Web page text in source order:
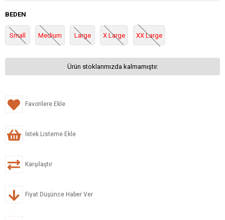
BEDEN
Small Medium Large X Large XX Large
Ürün stoklarımızda kalmamıştır.
Favorilere Ekle
İstek Listeme Ekle
Karşılaştır
Fiyat Düşünce Haber Ver